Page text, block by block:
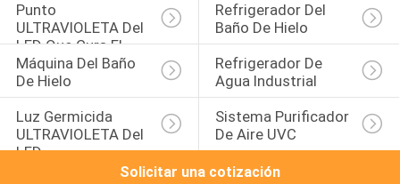
Punto
ULTRAVIOLETA Del
LED Que Cura El
Sistema
Refrigerador Del
Baño De Hielo
Máquina Del Baño
De Hielo
Refrigerador De
Agua Industrial
Luz Germicida
ULTRAVIOLETA Del
LED
Sistema Purificador
De Aire UVC
Solicitar una cotización